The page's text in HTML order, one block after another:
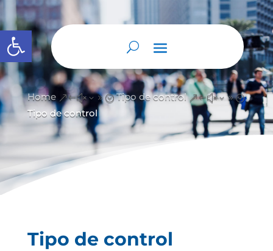
Abrir barra de herramientas
Home &#x39; Tipo de control &#x39;
Tipo de control
Tipo de control